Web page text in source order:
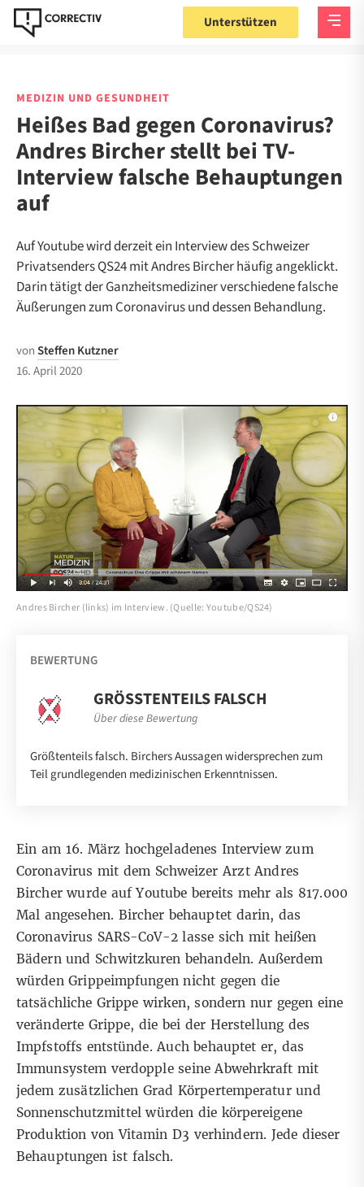
Unterstützen
MEDIZIN UND GESUNDHEIT
Heißes Bad gegen Coronavirus?
Andres Bircher stellt bei TV-
Interview falsche Behauptungen
auf
Auf Youtube wird derzeit ein Interview des Schweizer
Privatsenders QS24 mit Andres Bircher häufig angeklickt.
Darin tätigt der Ganzheitsmediziner verschiedene falsche
Äußerungen zum Coronavirus und dessen Behandlung.
vonSteffen Kutzner
16. April 2020
Andres Bircher (links) im Interview. (Quelle: Youtube/QS24)
BEWERTUNG
GRÖSSTENTEILS FALSCH
Über diese Bewertung
Größtenteils falsch. Birchers Aussagen widersprechen zum
Teil grundlegenden medizinischen Erkenntnissen.
Ein am 16. März hochgeladenes Interviewzum
Coronavirus mit dem Schweizer Arzt Andres
Bircher wurde auf Youtube bereits mehr als 817.000
Mal angesehen. Bircher behauptet darin, das
Coronavirus SARS-CoV-2 lasse sich mit heißen
Bädern und Schwitzkuren behandeln. Außerdem
würden Grippeimpfungen nicht gegen die
tatsächliche Grippe wirken, sondern nur gegen eine
veränderte Grippe, die bei der Herstellung des
Impfstoffs entstünde. Auch behauptet er, das
Immunsystem verdopple seine Abwehrkraft mit
jedem zusätzlichen Grad Körpertemperatur und
Sonnenschutzmittel würden die körpereigene
Produktion von Vitamin D3 verhindern. Jede dieser
Behauptungen ist falsch.